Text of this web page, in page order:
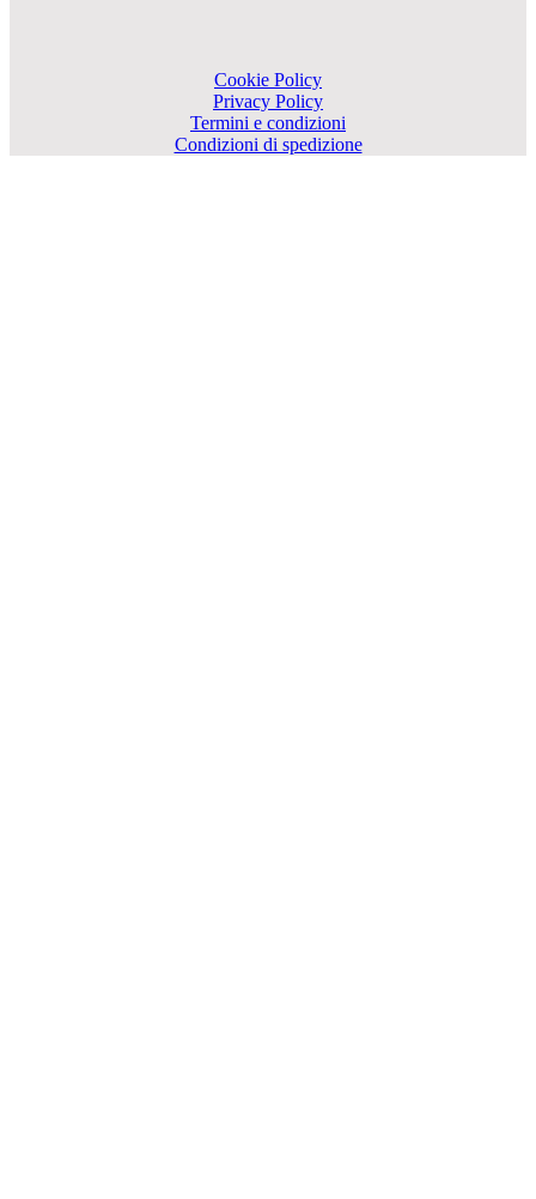
Cookie Policy
Privacy Policy
Termini e condizioni
Condizioni di spedizione